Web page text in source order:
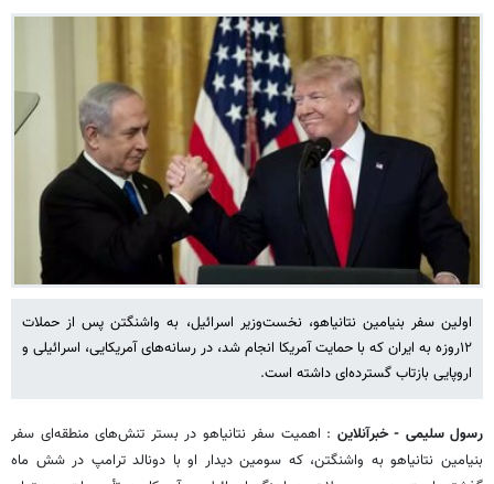
اولین سفر بنیامین نتانیاهو، نخست‌وزیر اسرائیل، به واشنگتن پس از حملات
١٢روزه به ایران که با حمایت آمریکا انجام شد، در رسانه‌های آمریکایی، اسرائیلی و
اروپایی بازتاب گسترده‌ای داشته است.
رسول سلیمی - خبرآنلاین : اهمیت سفر نتانیاهو در بستر تنش‌های منطقه‌ای سفر
بنیامین نتانیاهو به واشنگتن، که سومین دیدار او با دونالد ترامپ در شش ماه